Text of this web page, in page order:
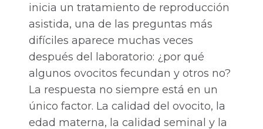
inicia un tratamiento de reproducción
asistida, una de las preguntas más
difíciles aparece muchas veces
después del laboratorio: ¿por qué
algunos ovocitos fecundan y otros no?
La respuesta no siempre está en un
único factor. La calidad del ovocito, la
edad materna, la calidad seminal y la